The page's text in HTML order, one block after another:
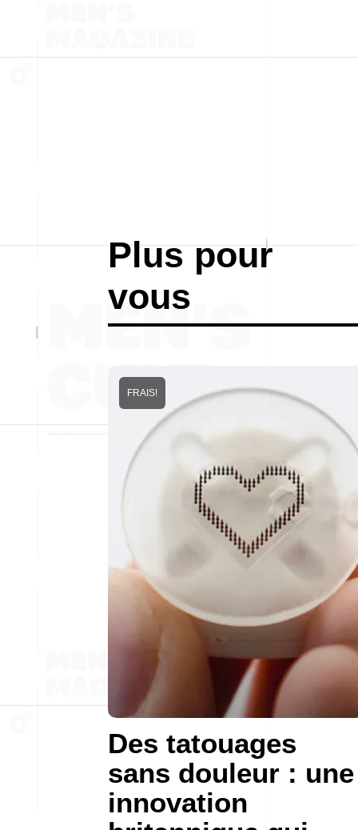
Plus pour
vous
Des tatouages
sans douleur : une
innovation
FRAIS!